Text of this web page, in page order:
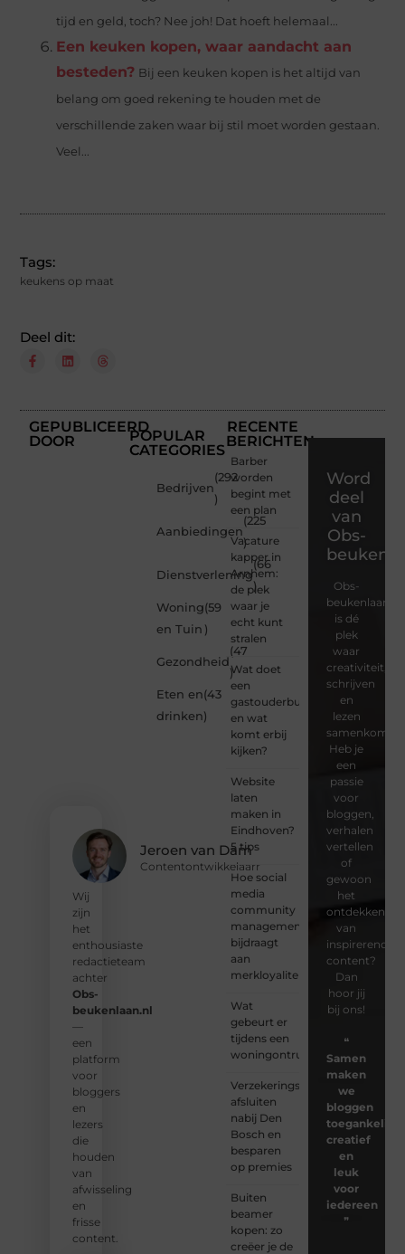
tijd en geld, toch? Nee joh! Dat hoeft helemaal...
Een keuken kopen, waar aandacht aan
besteden? Bij een keuken kopen is het altijd van
belang om goed rekening te houden met de
verschillende zaken waar bij stil moet worden gestaan.
Veel...
Tags:
keukens op maat
Deel dit:
GEPUBLICEERD
DOOR
Jeroen van Dam
Contentontwikkelaarr
Wij
zijn
het
enthousiaste
redactieteam
achter
Obs-
beukenlaan.nl
—
een
platform
voor
bloggers
en
lezers
die
houden
van
afwisseling
en
frisse
content.
POPULAR
CATEGORIES
Bedrijven
(292
)
Aanbiedingen
(225
)
Dienstverlening
(66
)
Woning
en Tuin
(59
)
Gezondheid
(47
)
Eten en
drinken
(43
)
RECENTE
BERICHTEN
Barber
worden
begint met
een plan
Vacature
kapper in
Arnhem:
de plek
waar je
echt kunt
stralen
Wat doet
een
gastouderbureau
en wat
komt erbij
kijken?
Website
laten
maken in
Eindhoven?
5 tips
Hoe social
media
community
management
bijdraagt
aan
merkloyaliteit
Wat
gebeurt er
tijdens een
woningontruiming?
Verzekeringspakket
afsluiten
nabij Den
Bosch en
besparen
op premies
Buiten
beamer
kopen: zo
creëer je de
Word
deel
van
Obs-
Obs-
beukenlaan.nl
is dé
plek
waar
creativiteit,
schrijven
en
lezen
samenkomen.
Heb je
een
passie
voor
bloggen,
verhalen
vertellen
of
gewoon
het
ontdekken
van
inspirerende
content?
Dan
hoor jij
bij ons!
❝
Samen
maken
we
bloggen
toegankelijk,
creatief
en
leuk
voor
iedereen
❞